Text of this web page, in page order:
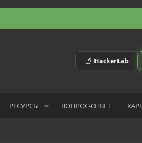
🔬 HackerLab
РЕСУРСЫ ВОПРОС-ОТВЕТ